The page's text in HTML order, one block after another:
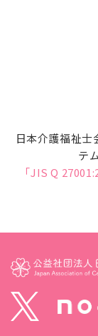
日本介護福祉士
テ
「JIS Q